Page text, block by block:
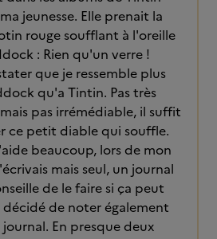
jeunesse. Elle prenait la
rouge soufflant à l'oreille
: Rien qu'un verre !
que je ressemble plus
qu'a Tintin. Pas très
pas irrémédiable, il suffit
ce petit diable qui souffle.
beaucoup, lors de mon
mais seul, un journal
de le faire si ça peut
décidé de noter également
En presque deux